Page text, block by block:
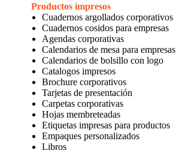
Productos impresos
Cuadernos argollados corporativos
Cuadernos cosidos para empresas
Agendas corporativas
Calendarios de mesa para empresas
Calendarios de bolsillo con logo
Catalogos impresos
Brochure corporativos
Tarjetas de presentación
Carpetas corporativas
Hojas membreteadas
Etiquetas impresas para productos
Empaques personalizados
Libros